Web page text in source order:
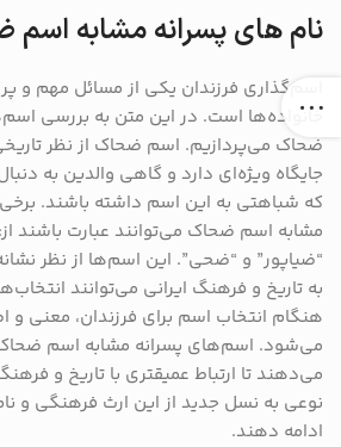
نام های پسرانه مشابه
اسم‌گذاری فرزندان یکی از مسائل مهم و
خانواده‌ها است. در این متن به بررسی
ضحاک می‌پردازیم. اسم ضحاک از نظر
جایگاه ویژه‌ای دارد و گاهی والدین به
که شباهتی به این اسم داشته باشند.
مشابه اسم ضحاک می‌توانند عبارت باشند از:
“ضیاپور” و “ضحی”. این اسم‌ها از نظر
به تاریخ و فرهنگ ایرانی می‌توانند
هنگام انتخاب اسم برای فرزندان، معنی و
می‌شود. اسم‌های پسرانه مشابه اسم
می‌دهند تا ارتباط عمیقتری با تاریخ و
نوعی به نسل جدید از این ارث فرهنگی و
ادامه دهند.